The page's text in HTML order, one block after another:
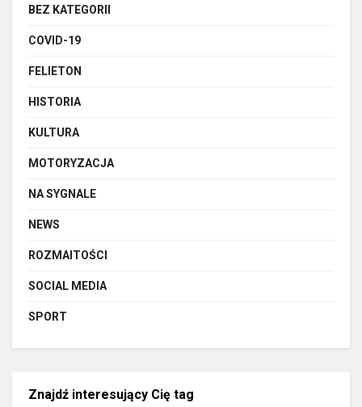
BEZ KATEGORII
COVID-19
FELIETON
HISTORIA
KULTURA
MOTORYZACJA
NA SYGNALE
NEWS
ROZMAITOŚCI
SOCIAL MEDIA
SPORT
Znajdź interesujący Cię tag